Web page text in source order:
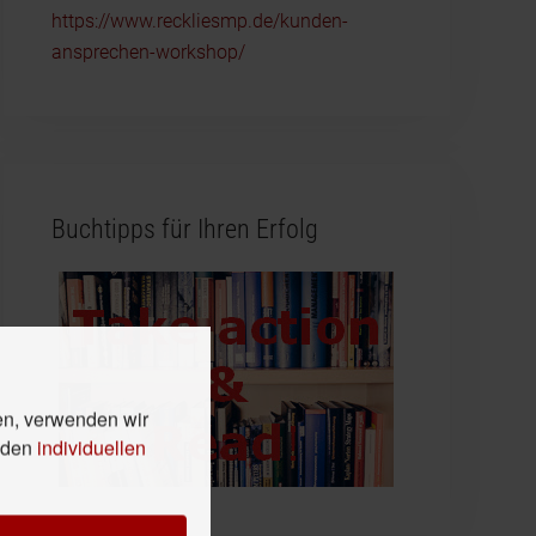
https://www.reckliesmp.de/kunden-
ansprechen-workshop/
Buchtipps für Ihren Erfolg
verwenden wir
individuellen